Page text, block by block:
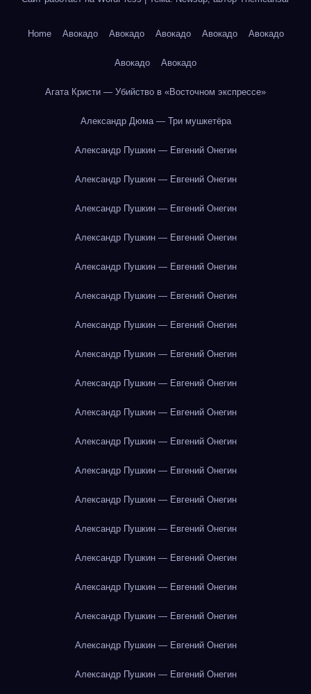
Home Авокадо Авокадо Авокадо Авокадо Авокадо
Авокадо Авокадо
Агата Кристи — Убийство в «Восточном экспрессе»
Александр Дюма — Три мушкетёра
Александр Пушкин — Евгений Онегин
Александр Пушкин — Евгений Онегин
Александр Пушкин — Евгений Онегин
Александр Пушкин — Евгений Онегин
Александр Пушкин — Евгений Онегин
Александр Пушкин — Евгений Онегин
Александр Пушкин — Евгений Онегин
Александр Пушкин — Евгений Онегин
Александр Пушкин — Евгений Онегин
Александр Пушкин — Евгений Онегин
Александр Пушкин — Евгений Онегин
Александр Пушкин — Евгений Онегин
Александр Пушкин — Евгений Онегин
Александр Пушкин — Евгений Онегин
Александр Пушкин — Евгений Онегин
Александр Пушкин — Евгений Онегин
Александр Пушкин — Евгений Онегин
Александр Пушкин — Евгений Онегин
Александр Пушкин — Евгений Онегин